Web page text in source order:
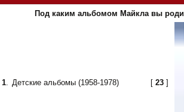
Под каким альбомом Майкла вы
1. Детские альбомы (1958-1978) [ 23 ]